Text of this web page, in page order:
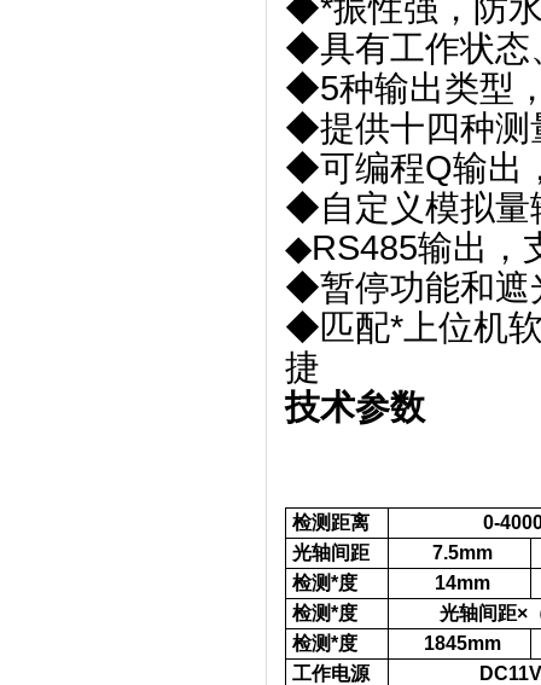
◆*振性强，防
◆具有工作状态
◆5种输出类型
◆提供十四种测
◆可编程Q输出
◆自定义模拟量
◆RS485输出，
◆暂停功能和遮
◆匹配*上位机
捷
技术参数
检测距离
0-
光轴间距
7.5mm
检测*度
14mm
检测*度
光轴间距×
检测*度
1845mm
工作电源